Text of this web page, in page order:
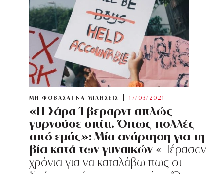
ΜΗ ΦΟΒΑΣΑΙ ΝΑ ΜΙΛΗΣΕΙΣ 17/03/2021
«Η Σάρα Έβεραρντ απλώς
γυρνούσε σπίτι. Όπως πολλές
από εμάς»: Μία ανάρτηση για τη
βία κατά των γυναικών «Πέρασαν
χρόνια για να καταλάβω πως οι